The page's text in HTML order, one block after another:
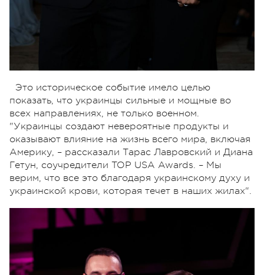
Это историческое событие имело целью
показать, что украинцы сильные и мощные во
всех направлениях, не только военном.
"Украинцы создают невероятные продукты и
оказывают влияние на жизнь всего мира, включая
Америку, – рассказали Тарас Лавровский и Диана
Гетун, соучредители TOP USA Awards. – Мы
верим, что все это благодаря украинскому духу и
украинской крови, которая течет в наших жилах".